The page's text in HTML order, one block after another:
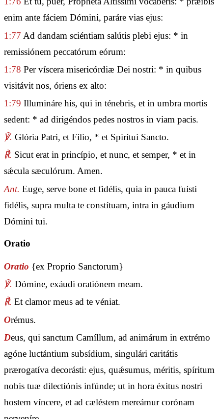
enim ante fáciem Dómini, paráre vias ejus:
1:77 Ad dandam sciéntiam salútis plebi ejus: * in
remissiónem peccatórum eórum:
1:78 Per víscera misericórdiæ Dei nostri: * in quibus
visitávit nos, óriens ex alto:
1:79 Illumináre his, qui in ténebris, et in umbra mortis
sedent: * ad dirigéndos pedes nostros in viam pacis.
℣. Glória Patri, et Fílio, * et Spirítui Sancto.
℟. Sicut erat in princípio, et nunc, et semper, * et in
sǽcula sæculórum. Amen.
Ant. Euge, serve bone et fidélis, quia in pauca fuísti
fidélis, supra multa te constítuam, intra in gáudium
Dómini tui.
Oratio
Oratio {ex Proprio Sanctorum}
℣. Dómine, exáudi oratiónem meam.
℟. Et clamor meus ad te véniat.
Orémus.
Deus, qui sanctum Camíllum, ad animárum in extrémo
agóne luctántium subsídium, singulári caritátis
prærogatíva decorásti: ejus, quǽsumus, méritis, spíritum
nobis tuæ dilectiónis infúnde; ut in hora éxitus nostri
hostem víncere, et ad cæléstem mereámur corónam